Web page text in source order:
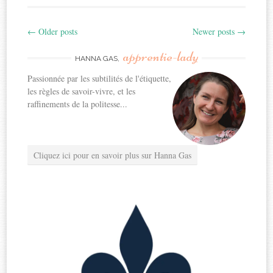
Post
navigation
← Older posts Newer posts →
HANNA GAS, apprentie-lady
Passionnée par les subtilités de l'étiquette,
les règles de savoir-vivre, et les
raffinements de la politesse...
Cliquez ici pour en savoir plus sur Hanna Gas